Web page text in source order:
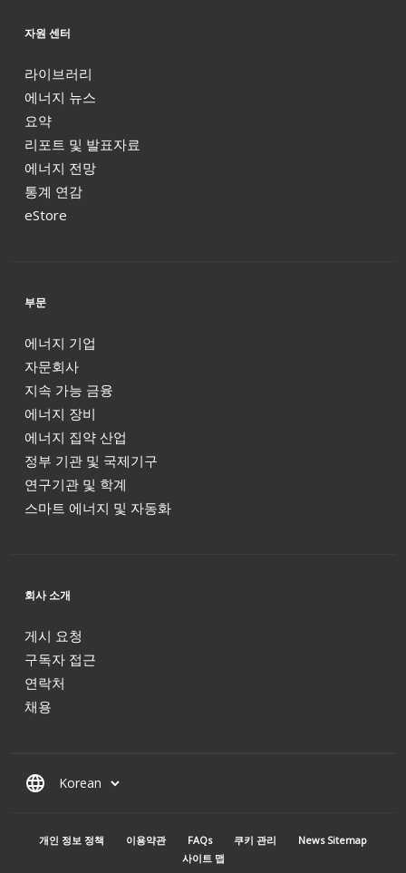
자원 센터
라이브러리
에너지 뉴스
요약
리포트 및 발표자료
에너지 전망
통계 연감
eStore
부문
에너지 기업
자문회사
지속 가능 금융
에너지 장비
에너지 집약 산업
정부 기관 및 국제기구
연구기관 및 학계
스마트 에너지 및 자동화
회사 소개
게시 요청
구독자 접근
연락처
채용
language
MENU PIED DE PAGE
개인 정보 정책 이용약관 FAQs 쿠키 관리
News Sitemap
사이트 맵